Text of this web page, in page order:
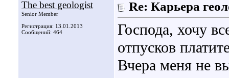
The best geologist
Senior Member
Регистрация: 13.01.2013
Сообщений: 464
Re: Карьера
Господа, хочу
отпусков
Вчера меня не